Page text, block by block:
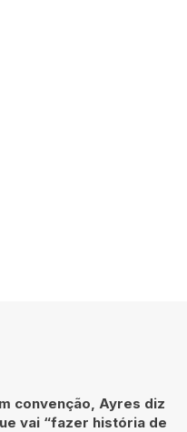
convenção, Ayres diz
vai “fazer história de